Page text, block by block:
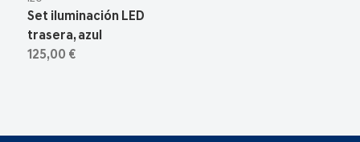
Set iluminación LED
trasera, azul
125,00 €